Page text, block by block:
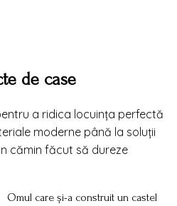
de case
a ridica locuința perfectă
moderne până la soluții
cămin făcut să dureze
Omul care și-a construit un castel